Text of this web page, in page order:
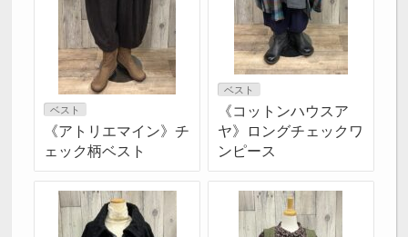
ベスト
《コットンハウスア
ヤ》ロングチェックワ
ンピース
ベスト
《アトリエマイン》チ
ェック柄ベスト